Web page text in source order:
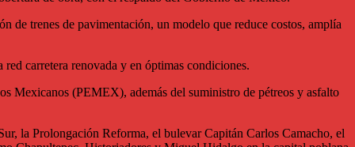
de trenes de pavimentación, un modelo que reduce costos, amplía
carretera renovada y en óptimas condiciones.
Mexicanos (PEMEX), además del suministro de pétreos y asfalto
la Prolongación Reforma, el bulevar Capitán Carlos Camacho, el